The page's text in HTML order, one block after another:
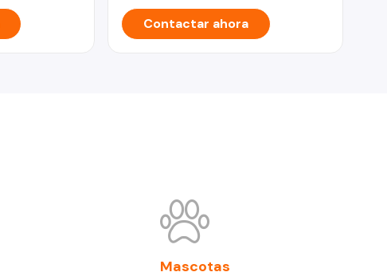
Contactar ahora
Mascotas